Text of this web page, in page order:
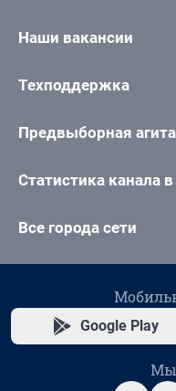
Наши вакансии
Техподдержка
Предвыборная
Статистика канала
Все города сети
Google Play
Мы